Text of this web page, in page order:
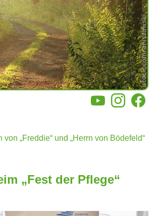
YouTubeInstagramFacebook
von „Freddie“ und „Herrn von Bödefeld“
„Fest der Pflege“